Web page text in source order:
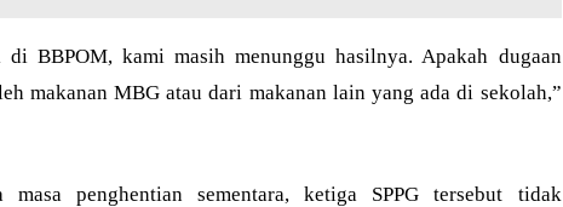
di BBPOM, kami masih menunggu hasilnya. Apakah dugaan
makanan MBG atau dari makanan lain yang ada di sekolah,”
masa penghentian sementara, ketiga SPPG tersebut tidak